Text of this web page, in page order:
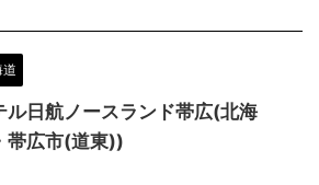
道
ル日航ノースランド帯広(北海
帯広市(道東))